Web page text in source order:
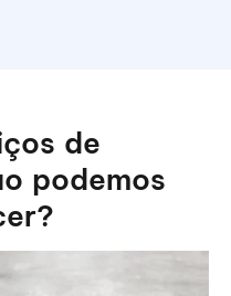
de
podemos